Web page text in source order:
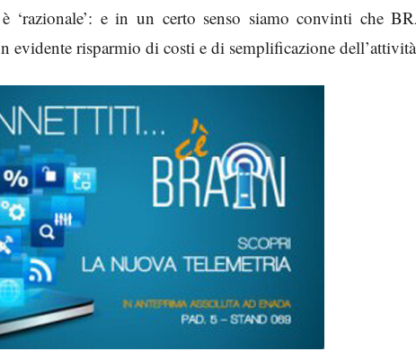
‘razionale’: e in un certo senso siamo convinti che
evidente risparmio di costi e di semplificazione